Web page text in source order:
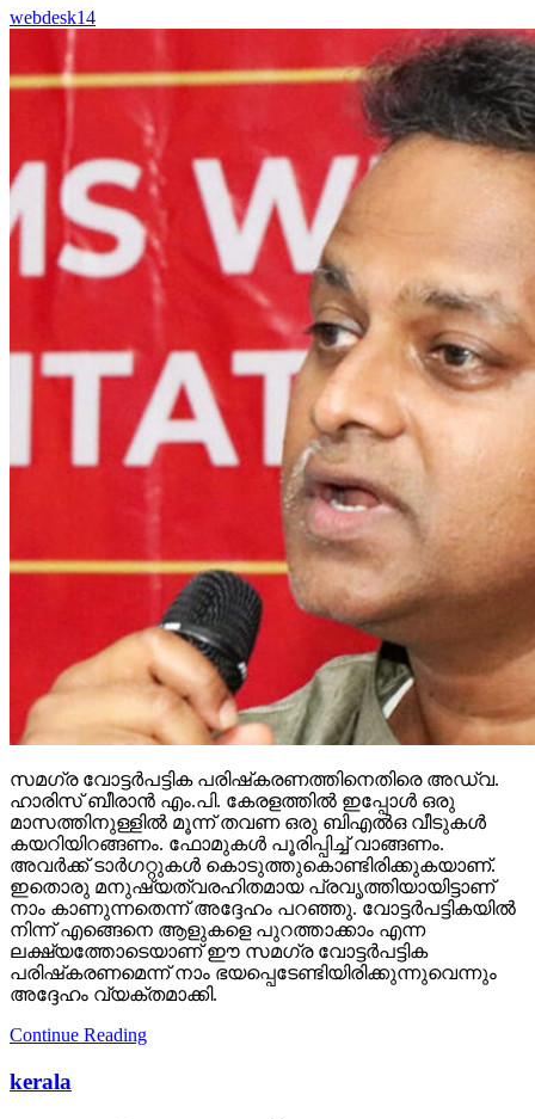
webdesk14
സമഗ്ര വോട്ടര്‍പട്ടിക പരിഷ്‌കരണത്തിനെതിരെ അഡ്വ.
ഹാരിസ് ബീരാന്‍ എം.പി. കേരളത്തില്‍ ഇപ്പോള്‍ ഒരു
മാസത്തിനുള്ളില്‍ മൂന്ന് തവണ ഒരു ബിഎല്‍ഒ വീടുകള്‍
കയറിയിറങ്ങണം. ഫോമുകള്‍ പൂരിപ്പിച്ച് വാങ്ങണം.
അവര്‍ക്ക് ടാര്‍ഗറ്റുകള്‍ കൊടുത്തുകൊണ്ടിരിക്കുകയാണ്.
ഇതൊരു മനുഷ്യത്വരഹിതമായ പ്രവൃത്തിയായിട്ടാണ്
നാം കാണുന്നതെന്ന് അദ്ദേഹം പറഞ്ഞു. വോട്ടര്‍പട്ടികയില്‍
നിന്ന് എങ്ങെനെ ആളുകളെ പുറത്താക്കാം എന്ന
ലക്ഷ്യത്തോടെയാണ് ഈ സമഗ്ര വോട്ടര്‍പട്ടിക
പരിഷ്‌കരണമെന്ന് നാം ഭയപ്പെടേണ്ടിയിരിക്കുന്നുവെന്നും
അദ്ദേഹം വ്യക്തമാക്കി.
Continue Reading
kerala